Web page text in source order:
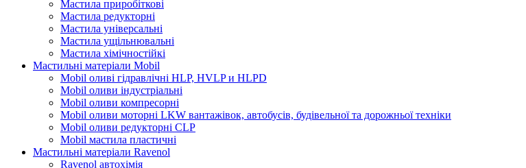
Мастила приробіткові
Мастила редукторні
Мастила універсальні
Мастила ущільнювальні
Мастила хімічностійкі
Мастильні матеріали Mobil
Mobil оливі гідравлічні HLP, HVLP и HLPD
Mobil оливи індустріальні
Mobil оливи компресорні
Mobil оливи моторні LKW вантажівок, автобусів, будівельної та дорожньої техніки
Mobil оливи редукторні CLP
Mobil мастила пластичні
Мастильні матеріали Ravenol
Ravenol автохімія